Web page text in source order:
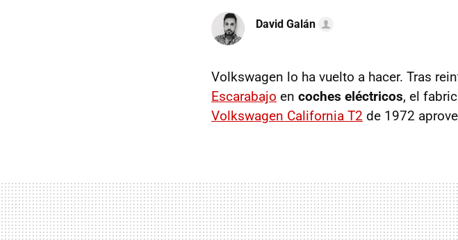
David Galán
Volkswagen lo ha vuelto a hacer. Tras
Escarabajo en coches eléctricos, el
Volkswagen California T2 de 1972